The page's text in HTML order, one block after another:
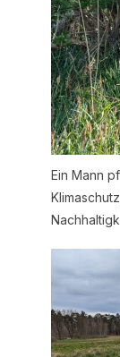
Ein Mann